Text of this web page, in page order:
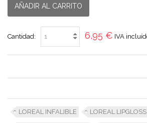
AÑADIR AL CARRITO
Cantidad: 6,95 € IVA
LOREAL INFALIBLE LOREAL LIPGLOSS